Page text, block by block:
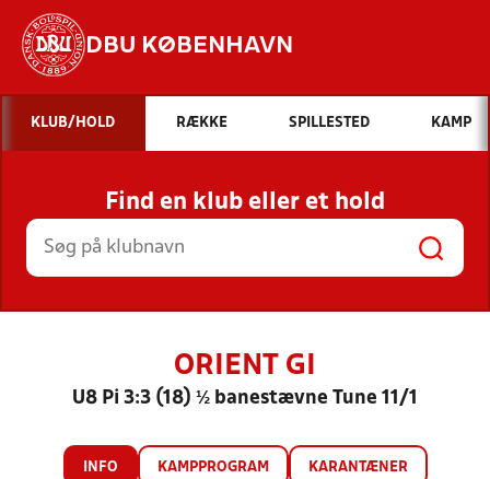
DBU KØBENHAVN
Hvad vil du søge efter?
INDHOLD OG NYHEDER
STILLINGER, RESULTATER, KLUBBER OG
HOLD
KLUB/HOLD RÆKKE SPILLESTED KAMP
Find en klub eller et hold
ORIENT GI
U8 Pi 3:3 (18) ½ banestævne Tune 11/1
INFO KAMPPROGRAM KARANTÆNER